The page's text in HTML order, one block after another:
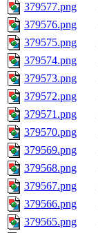
379577.png
379576.png
379575.png
379574.png
379573.png
379572.png
379571.png
379570.png
379569.png
379568.png
379567.png
379566.png
379565.png